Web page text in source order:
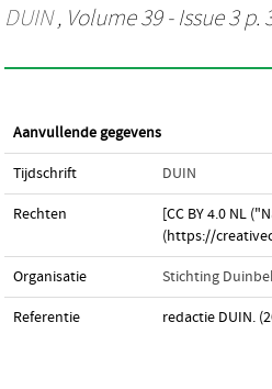
DUIN, Volume 39 - Issue 3 p.
Aanvullende gegevens
Tijdschrift DUIN
Rechten
[CC BY 4.0 NL
(https://
Organisatie Stichting
Referentie redactie DUIN.